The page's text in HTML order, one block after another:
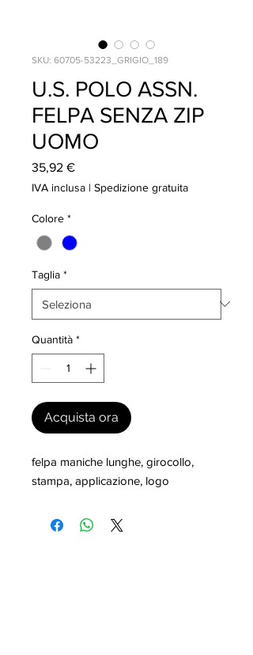
SKU: 60705-53223_GRIGIO_189
U.S. POLO ASSN.
FELPA SENZA ZIP
UOMO
35,92 €Prezzo
IVA inclusa | Spedizione gratuita
Colore *
Taglia *
Quantità *
Acquista ora
felpa maniche lunghe, girocollo,
stampa, applicazione, logo